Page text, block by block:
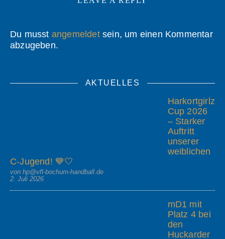
Du musst angemeldetsein, um einen Kommentar
abzugeben.
AKTUELLES
Harkortgirlz
Cup 2026
– Starker
Auftritt
unserer
weiblichen
C-Jugend! 💙🤍
von hp@vfl-bochum-handball.de
2. Juli 2026
mD1 mit
Platz 4 bei
den
Huckarder